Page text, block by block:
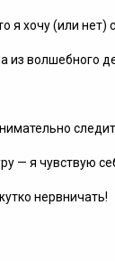
я хочу (или нет)
из волшебного
— я чувствую
нервничать!